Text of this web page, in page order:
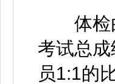
体检由
考试总
员1:1的